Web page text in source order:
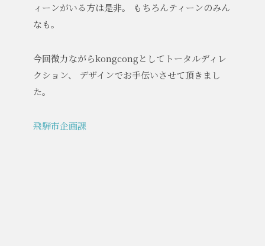
ィーンがいる方は是非。
もちろんティーンのみん
なも。
今回微力ながらkongcongとしてトータルディレ
クション、
デザインでお手伝いさせて頂きまし
た。
飛騨市企画課